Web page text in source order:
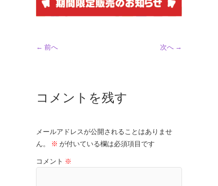
← 前へ 次へ →
コメントを残す
メールアドレスが公開されることはありませ
ん。
※ が付いている欄は必須項目です
コメント ※